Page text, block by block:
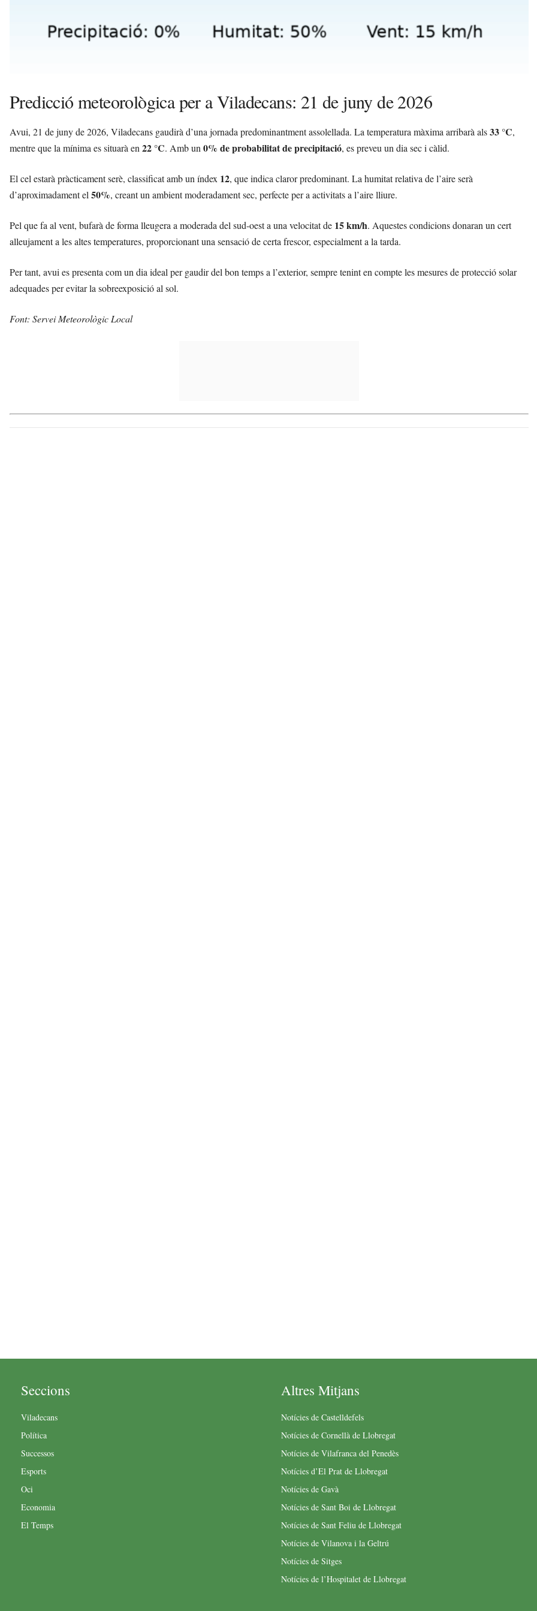
Predicció meteorològica per a Viladecans: 21 de juny de 2026
Avui, 21 de juny de 2026, Viladecans gaudirà d’una jornada predominantment assolellada. La temperatura màxima arribarà als33 °C,
mentre que la mínima es situarà en 22 °C. Amb un 0% de probabilitat de precipitació, es preveu un dia sec i càlid.
El cel estarà pràcticament serè, classificat amb un índex 12, que indica claror predominant. La humitat relativa de l’aire serà
d’aproximadament el 50%, creant un ambient moderadament sec, perfecte per a activitats a l’aire lliure.
Pel que fa al vent, bufarà de forma lleugera a moderada del sud-oest a una velocitat de 15 km/h. Aquestes condicions donaran un cert
alleujament a les altes temperatures, proporcionant una sensació de certa frescor, especialment a la tarda.
Per tant, avui es presenta com un dia ideal per gaudir del bon temps a l’exterior, sempre tenint en compte les mesures de protecció solar
adequades per evitar la sobreexposició al sol.
Font: Servei Meteorològic Local
Seccions
Viladecans
Política
Successos
Esports
Oci
Economia
El Temps
Altres Mitjans
Notícies de Castelldefels
Notícies de Cornellà de Llobregat
Notícies de Vilafranca del Penedès
Notícies d’El Prat de Llobregat
Notícies de Gavà
Notícies de Sant Boi de Llobregat
Notícies de Sant Feliu de Llobregat
Notícies de Vilanova i la Geltrú
Notícies de Sitges
Notícies de l’Hospitalet de Llobregat